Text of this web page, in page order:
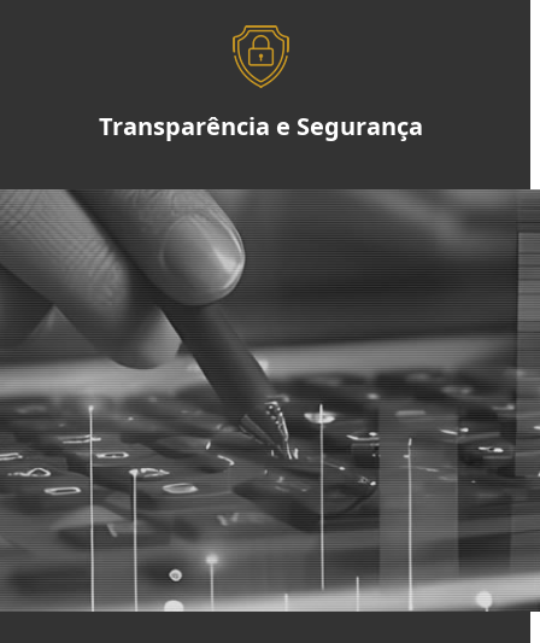
Transparência e Segurança